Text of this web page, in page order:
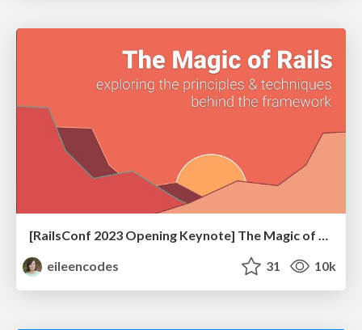
[RailsConf 2023 Opening Keynote] The Magic of Rails
eileencodes
31 10k